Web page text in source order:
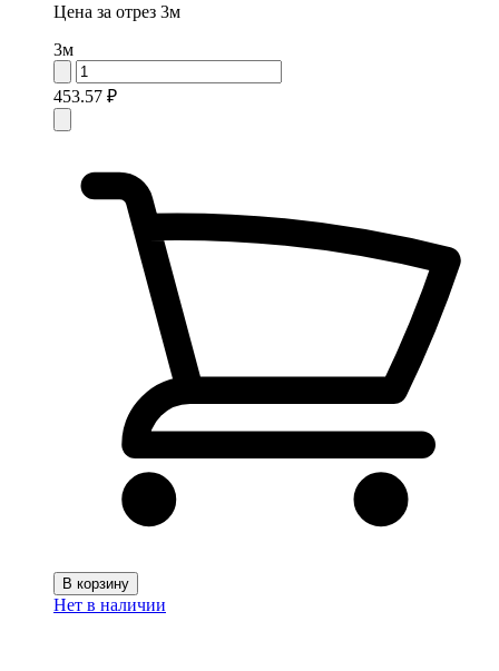
Цена за отрез 3м
3м
453.57 ₽
В корзину
Нет в наличии